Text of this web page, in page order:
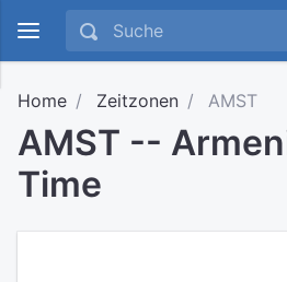
Home Zeitzonen AMST
AMST --
Time